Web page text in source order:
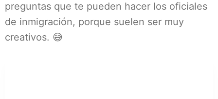
preguntas que te pueden hacer los oficiales
de inmigración, porque suelen ser muy
creativos. 😅